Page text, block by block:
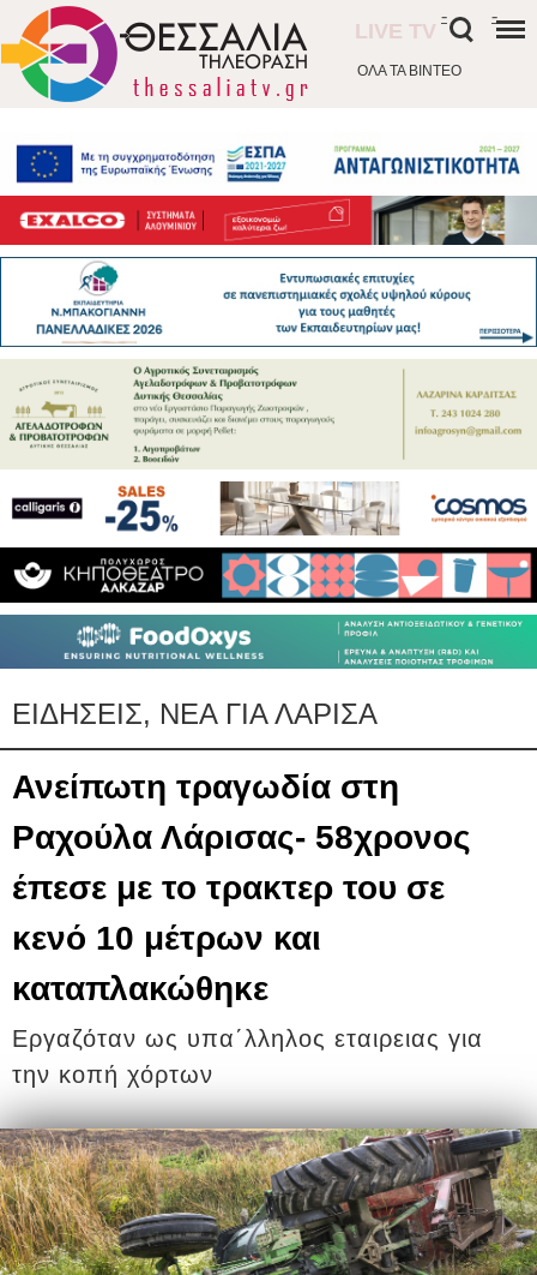
ΟΛΑ ΤΑ ΒΙΝΤΕΟ
LIVE TV
- -
ΕΙΔΗΣΕΙΣ, ΝΕΑ ΓΙΑ ΛΑΡΙΣΑ
Ανείπωτη τραγωδία στη
Ραχούλα Λάρισας- 58χρονος
έπεσε με το τρακτερ του σε
κενό 10 μέτρων και
καταπλακώθηκε
Εργαζόταν ως υπα΄λληλος εταιρειας για
την κοπή χόρτων